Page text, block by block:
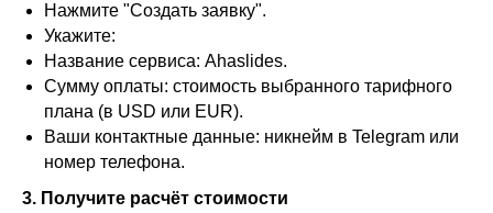
Нажмите "Создать заявку".
Укажите:
Название сервиса: Ahaslides.
Сумму оплаты: стоимость выбранного тарифного
плана (в USD или EUR).
Ваши контактные данные: никнейм в Telegram или
номер телефона.
3. Получите расчёт стоимости